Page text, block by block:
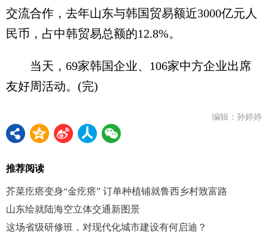
交流合作，去年山东与韩国贸易额近3000亿元人
民币，占中韩贸易总额的12.8%。
当天，69家韩国企业、106家中方企业出席
友好周活动。(完)
编辑：孙婷婷
推荐阅读
芥菜疙瘩变身“金疙瘩” 订单种植铺就鲁西乡村致富路
山东绘就陆海空立体交通新图景
这场省级研修班，对现代化城市建设有何启迪？